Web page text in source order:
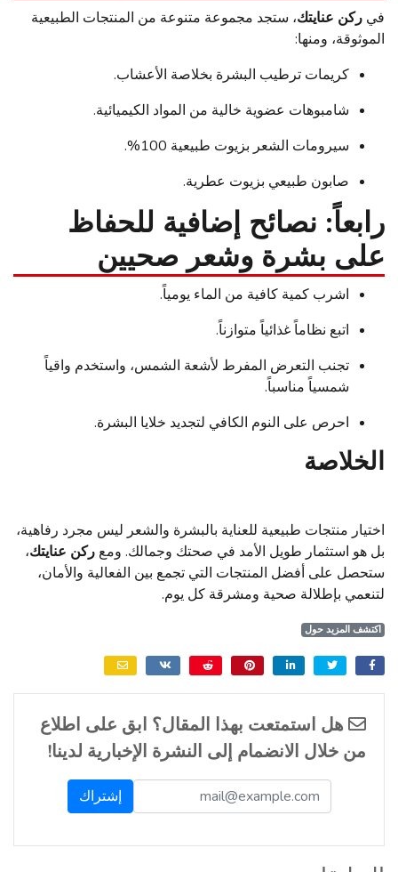
في ركن عنايتك، ستجد مجموعة متنوعة من المنتجات الطبيعية
الموثوقة، ومنها:
كريمات ترطيب البشرة بخلاصة الأعشاب.
شامبوهات عضوية خالية من المواد الكيميائية.
سيرومات الشعر بزيوت طبيعية 100%.
صابون طبيعي بزيوت عطرية.
رابعاً: نصائح إضافية للحفاظ
على بشرة وشعر صحيين
اشرب كمية كافية من الماء يومياً.
اتبع نظاماً غذائياً متوازناً.
تجنب التعرض المفرط لأشعة الشمس، واستخدم واقياً
شمسياً مناسباً.
احرص على النوم الكافي لتجديد خلايا البشرة.
الخلاصة
اختيار منتجات طبيعية للعناية بالبشرة والشعر ليس مجرد رفاهية،
بل هو استثمار طويل الأمد في صحتك وجمالك. ومع ركن عنايتك،
ستحصل على أفضل المنتجات التي تجمع بين الفعالية والأمان،
لتنعمي بإطلالة صحية ومشرقة كل يوم.
اكتشف المزيد حول
هل استمتعت بهذا المقال؟ ابق على اطلاع
من خلال الانضمام إلى النشرة الإخبارية لدينا!